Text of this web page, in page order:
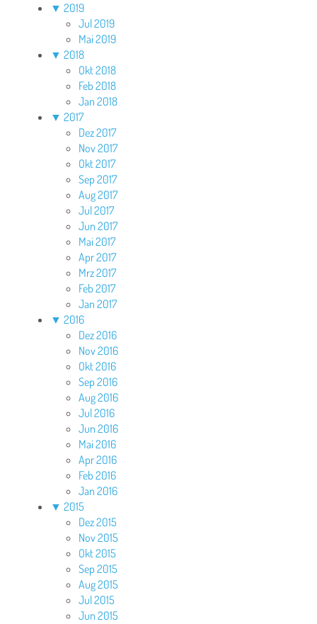
▼ 2019
Jul 2019
Mai 2019
▼ 2018
Okt 2018
Feb 2018
Jan 2018
▼ 2017
Dez 2017
Nov 2017
Okt 2017
Sep 2017
Aug 2017
Jul 2017
Jun 2017
Mai 2017
Apr 2017
Mrz 2017
Feb 2017
Jan 2017
▼ 2016
Dez 2016
Nov 2016
Okt 2016
Sep 2016
Aug 2016
Jul 2016
Jun 2016
Mai 2016
Apr 2016
Feb 2016
Jan 2016
▼ 2015
Dez 2015
Nov 2015
Okt 2015
Sep 2015
Aug 2015
Jul 2015
Jun 2015